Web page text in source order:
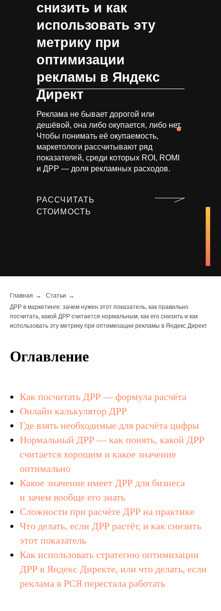
РАССЧИТАТЬ
СТОИМОСТЬ
Реклама не бывает дорогой или
дешёвой, она либо окупается, либо нет.
Чтобы понимать её окупаемость,
маркетологи рассчитывают ряд
показателей, среди которых ROI, ROMI
и ДРР — доля рекламных расходов.
снизить и как
использовать эту
метрику при
оптимизации
рекламы в Яндекс
Директ
Главная → Статьи →
ДРР в маркетинге: зачем нужен этот показатель, как правильно
посчитать, какой ДРР считается нормальным, как его снизить и как
использовать эту метрику при оптимизации рекламы в Яндекс Директ
Оглавление
Как посчитать ДРР — формула расчёта
Онлайн калькулятор ДРР
Где взять необходимые для расчёта цифры
Нормальный ДРР — как понять, какой ДРР
считается хорошим и какое значение
оптимально
Какое значение имеет ДРР для бизнеса
и зачем вообще его знать
Сложности при расчёте ДРР на практике
Что делать, если ДРР растёт, и как снизить
этот показатель
Как использовать стратегию оптимизации
ДРР в Яндекс Директе, или что делать, если
реклама в РСЯ перестала работать